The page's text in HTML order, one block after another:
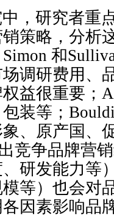
，研究者重
策略，分析
和
调研费用、
益很重要；
装等；
、原产国、
竞争品牌营
研发能力等
等）也会对
因素影响品